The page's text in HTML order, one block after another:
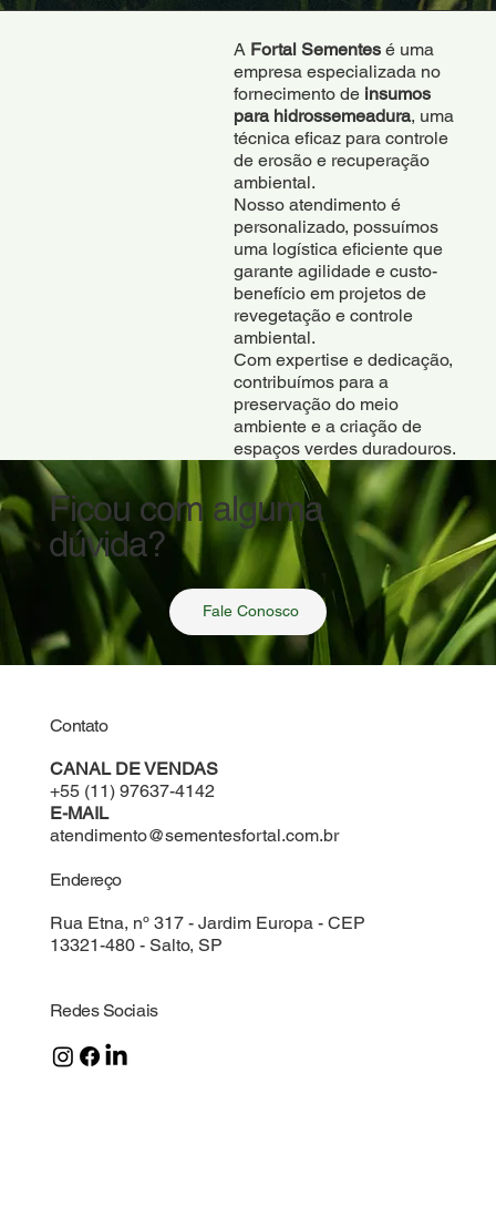
Ficou com alguma
dúvida?
Fale Conosco
A Fortal Sementesé uma
empresa especializada no
fornecimento de insumos
para hidrossemeadura, uma
técnica eficaz para controle
de erosão e recuperação
ambiental.
Nosso atendimento é
personalizado, possuímos
uma logística eficiente que
garante agilidade e custo-
benefício em projetos de
revegetação e controle
ambiental.
Com expertise e dedicação,
contribuímos para a
preservação do meio
ambiente e a criação de
espaços verdes duradouros​.
Contato
CANAL DE VENDAS
+55 (11) 97637-4142
E-MAIL
atendimento@sementesfortal.com.br
Endereço
Rua Etna, nº 317 - Jardim Europa - CEP
13321-480 - Salto, SP
Redes Sociais